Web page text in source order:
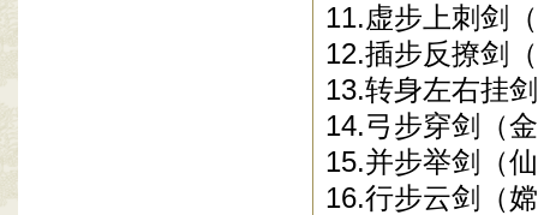
11.虚步上刺剑
12.插步反撩剑
13.转身左右挂
14.弓步穿剑（
15.并步举剑（
16.行步云剑（